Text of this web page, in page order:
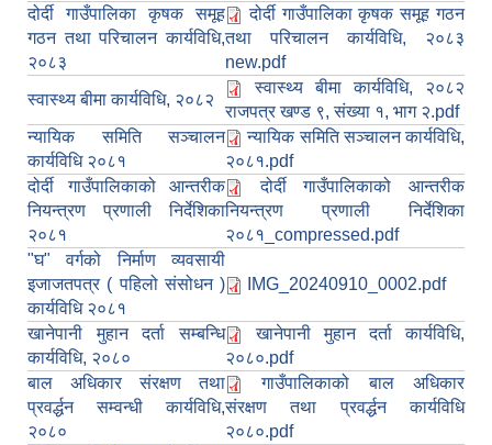
दोर्दी गाउँपालिका कृषक समूह
गठन तथा परिचालन कार्यविधि,
२०८३
दोर्दी गाउँपालिका कृषक समूह गठन
तथा परिचालन कार्यविधि, २०८३
new.pdf
स्वास्थ्य बीमा कार्यविधि, २०८२
स्वास्थ्य बीमा कार्यविधि, २०८२
राजपत्र खण्ड ९, संख्या १, भाग २.pdf
न्यायिक समिति सञ्‍चालन
कार्यविधि २०८१
न्यायिक समिति सञ्‍चालन कार्यविधि,
२०८१.pdf
दोर्दी गाउँपालिकाको आन्तरीक
नियन्‍त्रण प्रणाली निर्देशिका
२०८१
दोर्दी गाउँपालिकाको आन्तरीक
नियन्त्रण प्रणाली निर्देशिका
२०८१_compressed.pdf
"घ" वर्गको निर्माण व्यवसायी
इजाजतपत्र ( पहिलो संसोधन )
कार्यविधि २०८१
IMG_20240910_0002.pdf
खानेपानी मुहान दर्ता सम्बन्धि
कार्यविधि, २०८०
खानेपानी मुहान दर्ता कार्यविधि,
२०८०.pdf
बाल अधिकार संरक्षण तथा
प्रवर्द्धन सम्वन्धी कार्यविधि,
२०८०
गाउँपालिकाको बाल अधिकार
संरक्षण तथा प्रवर्द्धन कार्यविधि
२०८०.pdf